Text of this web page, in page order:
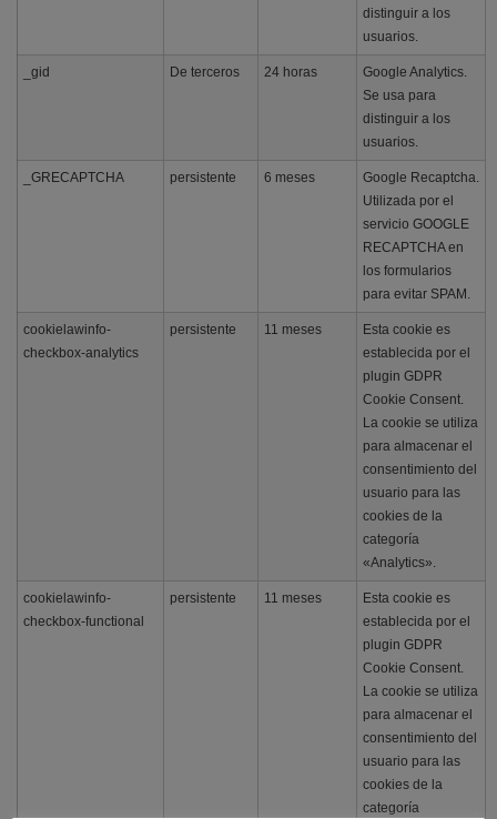
distinguir a los
usuarios.
_gid De terceros 24 horas
Google Analytics.
Se usa para
distinguir a los
usuarios.
_GRECAPTCHA persistente 6 meses
Google Recaptcha.
Utilizada por el
servicio GOOGLE
RECAPTCHA en
los formularios
para evitar SPAM.
cookielawinfo-
checkbox-analytics
persistente 11 meses
Esta cookie es
establecida por el
plugin GDPR
Cookie Consent.
La cookie se utiliza
para almacenar el
consentimiento del
usuario para las
cookies de la
categoría
«Analytics».
cookielawinfo-
checkbox-functional
persistente 11 meses
Esta cookie es
establecida por el
plugin GDPR
Cookie Consent.
La cookie se utiliza
para almacenar el
consentimiento del
usuario para las
cookies de la
categoría